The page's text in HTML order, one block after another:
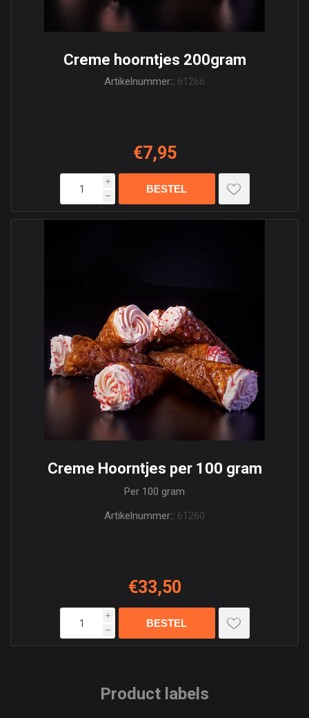
Creme hoorntjes 200gram
Artikelnummer:: 61266
€7,95
i
h
Creme Hoorntjes per 100 gram
Per 100 gram
Artikelnummer:: 61260
€33,50
i
h
Product labels